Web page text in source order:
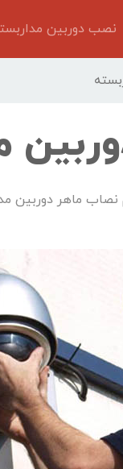
نصب دوربین
ماهر دوربین